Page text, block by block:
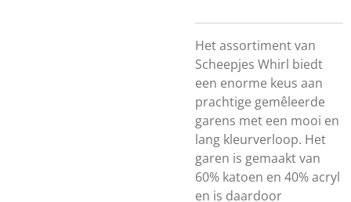
Het assortiment van
Scheepjes Whirl biedt
een enorme keus aan
prachtige gemêleerde
garens met een mooi en
lang kleurverloop. Het
garen is gemaakt van
60% katoen en 40% acryl
en is daardoor